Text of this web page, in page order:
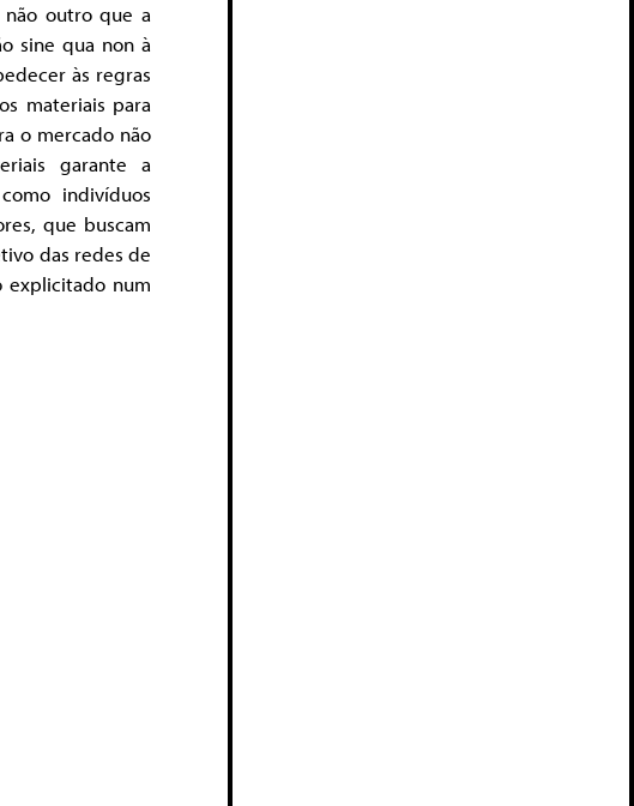
outro que a
sine qua non à
às regras
materiais para
o mercado não
garante a
indivíduos
que buscam
das redes de
explicitado num